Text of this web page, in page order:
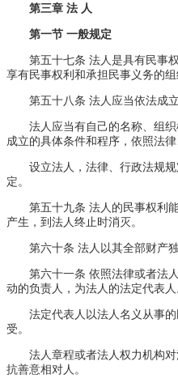
第三章 法 人
第一节 一般规定
第五十七条 法人是具有民事
享有民事权利和承担民事义务的组
第五十八条 法人应当依法成立
法人应当有自己的名称、组
成立的具体条件和程序，依照法律
设立法人，法律、行政法规
定。
第五十九条 法人的民事权利
产生，到法人终止时消灭。
第六十条 法人以其全部财产
第六十一条 依照法律或者法
动的负责人，为法人的法定代表人
法定代表人以法人名义从事
受。
法人章程或者法人权力机构
抗善意相对人。